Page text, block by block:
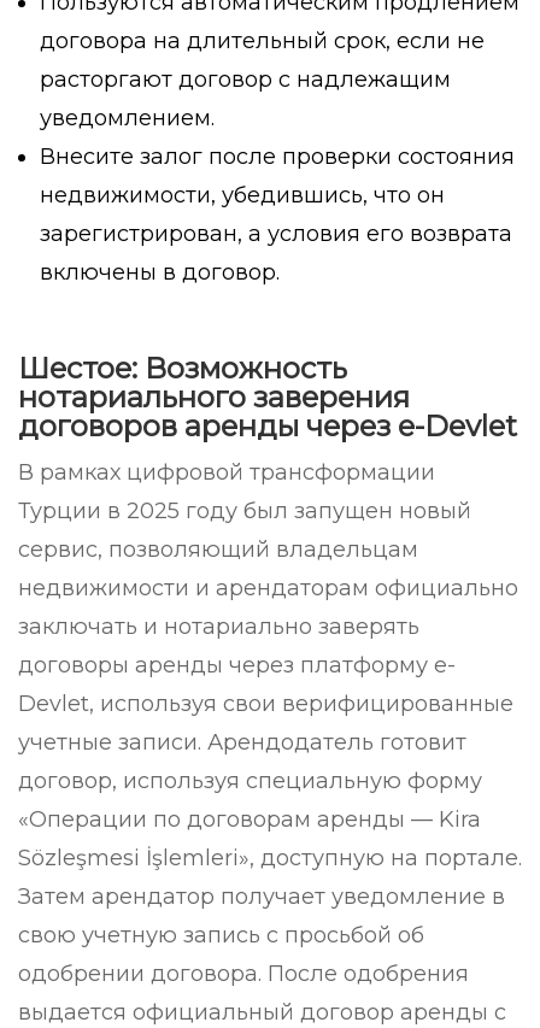
договора на длительный срок, если не
расторгают договор с надлежащим
уведомлением.
Внесите залог после проверки состояния
недвижимости, убедившись, что он
зарегистрирован, а условия его возврата
включены в договор.
Шестое: Возможность
нотариального заверения
договоров аренды через e-Devlet
В рамках цифровой трансформации
Турции в 2025 году был запущен новый
сервис, позволяющий владельцам
недвижимости и арендаторам официально
заключать и нотариально заверять
договоры аренды через платформу e-
Devlet, используя свои верифицированные
учетные записи. Арендодатель готовит
договор, используя специальную форму
«Операции по договорам аренды — Kira
Sözleşmesi İşlemleri», доступную на портале.
Затем арендатор получает уведомление в
свою учетную запись с просьбой об
одобрении договора. После одобрения
выдается официальный договор аренды с